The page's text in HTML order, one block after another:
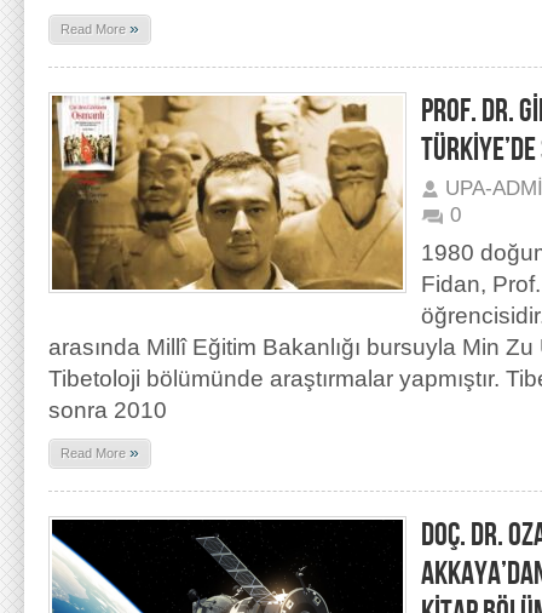
Read More »
PROF. DR.
UPA-
0
1980
Fidan,
arasında Millî Eğitim Bakanlığı bursuyla Min
Tibetoloji bölümünde araştırmalar yapmıştır.
sonra 2010
Read More »
DOÇ. DR.